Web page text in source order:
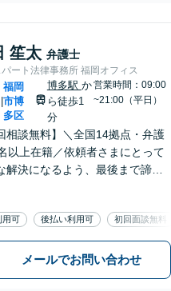
【休日・夜間相談あ
り】【ビデオ面談可】
トいたします！【夜間・休
料金で、迅速かつスピーデ
ィーにまごころを持って対
応させて頂きます。
笙太 弁護士
ート法律事務所 福岡オフィス
|
福岡
市博
多区
博多駅 か
ら徒歩1
分
営業時間：09:00
~21:00（平日）
相談無料】＼全国14拠点・弁護
以上在籍／依頼者さまにとって
解決になるよう、最後まで諦め
さい【夜間・休日対応】
用可 後払い利用可 初回面談無料
メールでお問い合わせ